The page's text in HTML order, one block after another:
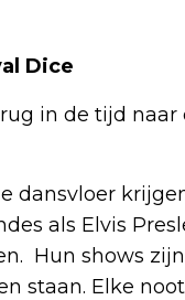
Dice
in de tijd
dansvloer
als Elvis
Hun shows
staan. Elke